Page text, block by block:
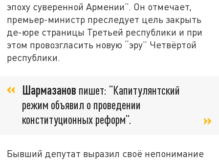
эпоху суверенной Армении”. Он отмечает,
премьер-министр преследует цель закрыть
де-юре страницы Третьей республики и при
этом провозгласить новую “эру” Четвёртой
республики.
Шармазанов пишет: “Капитулянтский
режим объявил о проведении
конституционных реформ”.
Бывший депутат выразил своё непонимание